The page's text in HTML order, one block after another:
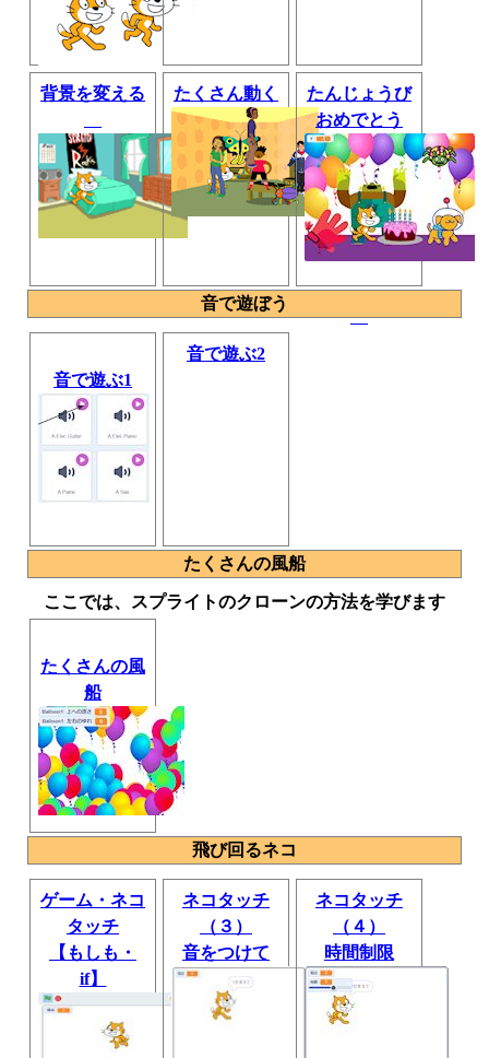
背景を変える たくさん動く
たんじょうび
おめでとう
音で遊ぼう
音で遊ぶ1
音で遊ぶ2
たくさんの風船
ここでは、スプライトのクローンの方法を学びます
たくさんの風
船
飛び回るネコ
ゲーム・ネコ
タッチ
【もしも・
if】
ネコタッチ
（３）
音をつけて
ネコタッチ
（４）
時間制限